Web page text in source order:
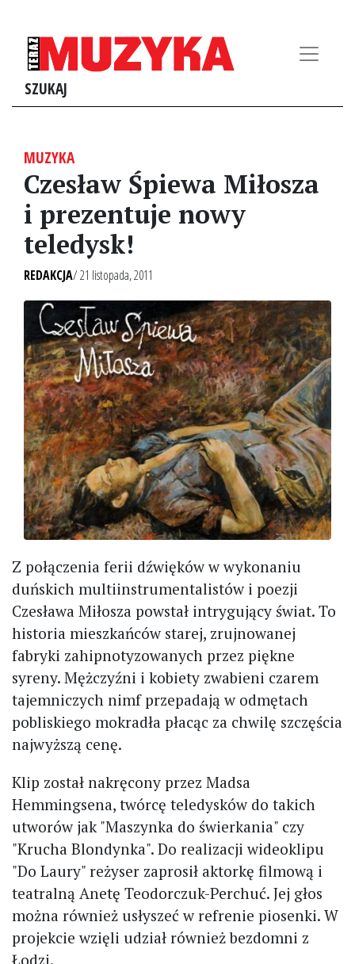
SZUKAJ
MUZYKA
Czesław Śpiewa Miłosza
i prezentuje nowy
teledysk!
REDAKCJA/ 21 listopada, 2011
Z połączenia ferii dźwięków w wykonaniu
duńskich multiinstrumentalistów i poezji
Czesława Miłosza powstał intrygujący świat. To
historia mieszkańców starej, zrujnowanej
fabryki zahipnotyzowanych przez piękne
syreny. Mężczyźni i kobiety zwabieni czarem
tajemniczych nimf przepadają w odmętach
pobliskiego mokradła płacąc za chwilę szczęścia
najwyższą cenę.
Klip został nakręcony przez Madsa
Hemmingsena, twórcę teledysków do takich
utworów jak "Maszynka do świerkania" czy
"Krucha Blondynka". Do realizacji wideoklipu
"Do Laury" reżyser zaprosił aktorkę filmową i
teatralną Anetę Teodorczuk-Perchuć. Jej głos
można również usłyszeć w refrenie piosenki. W
projekcie wzięli udział również bezdomni z
Łodzi.